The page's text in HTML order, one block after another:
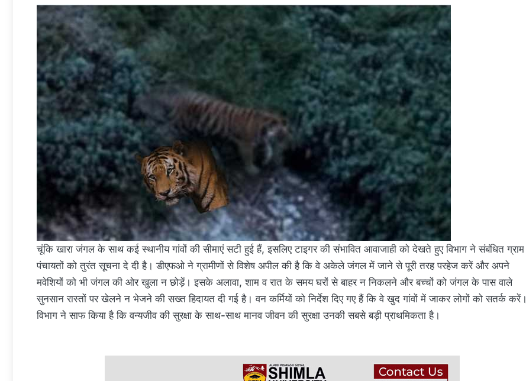
चूंकि खारा जंगल के साथ कई स्थानीय गांवों की सीमाएं सटी हुई हैं, इसलिए टाइगर की संभावित आवाजाही को देखते हुए विभाग ने संबंधित ग्राम
पंचायतों को तुरंत सूचना दे दी है। डीएफओ ने ग्रामीणों से विशेष अपील की है कि वे अकेले जंगल में जाने से पूरी तरह परहेज करें और अपने
मवेशियों को भी जंगल की ओर खुला न छोड़ें। इसके अलावा, शाम व रात के समय घरों से बाहर न निकलने और बच्चों को जंगल के पास वाले
सुनसान रास्तों पर खेलने न भेजने की सख्त हिदायत दी गई है। वन कर्मियों को निर्देश दिए गए हैं कि वे खुद गांवों में जाकर लोगों को सतर्क करें।
विभाग ने साफ किया है कि वन्यजीव की सुरक्षा के साथ-साथ मानव जीवन की सुरक्षा उनकी सबसे बड़ी प्राथमिकता है।